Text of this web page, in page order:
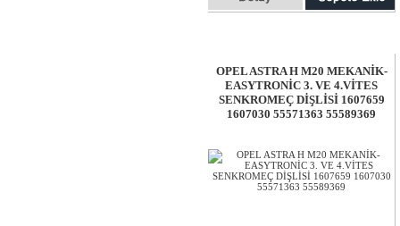
OPEL ASTRA H M20 MEKANİK-
EASYTRONİC 3. VE 4.VİTES
SENKROMEÇ DİŞLİSİ 1607659
1607030 55571363 55589369